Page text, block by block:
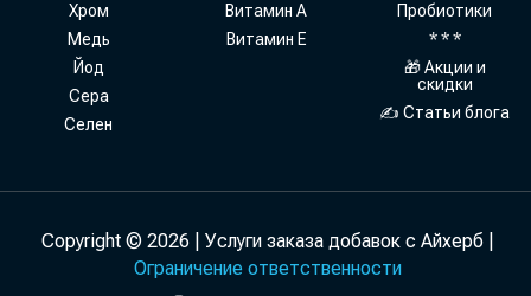
Хром
Медь
Йод
Сера
Селен
Витамин А
Витамин Е
Пробиотики
* * *
🎁 Акции и
скидки
✍ Статьи блога
Copyright © 2026 | Услуги заказа добавок с Айхерб |
Ограничение ответственности